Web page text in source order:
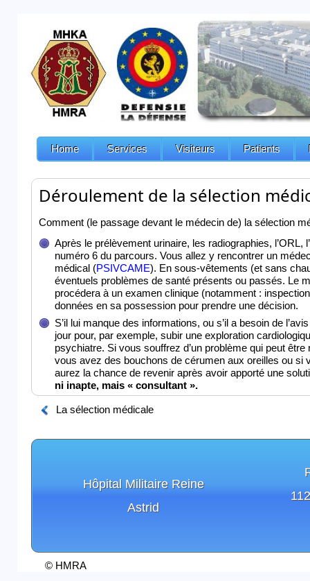
Home Services Visiteurs Patients
Déroulement de la sélection
Comment (le passage devant le médecin de) la sélection
Après le prélèvement urinaire, les radiographies,
numéro 6 du parcours. Vous allez y rencontrer un
médical (PSIVCAME). En sous-vêtements (et sans
éventuels problèmes de santé présents ou passés. Le
procédera à un examen clinique (notamment :
données en sa possession pour prendre une décision.
S’il lui manque des informations, ou s’il a besoin de
jour pour, par exemple, subir une exploration
psychiatre. Si vous souffrez d’un problème qui peut
vous avez des bouchons de cérumen aux oreilles ou
aurez la chance de revenir après avoir apporté une
ni inapte, mais « consultant ».
La sélection médicale
Hôpital Militaire Reine
Astrid
© HMRA